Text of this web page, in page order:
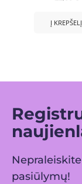
Į KREPŠELĮ
pasiūlymų!